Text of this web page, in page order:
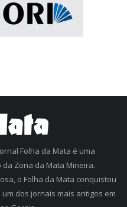
Folha da Mata é uma
Zona da Mata Mineira.
o Folha da Mata conquistou
dos jornais mais antigos em